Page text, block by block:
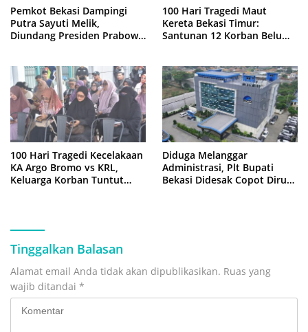
Pemkot Bekasi Dampingi
Putra Sayuti Melik,
Diundang Presiden Prabowo
100 Hari Tragedi Maut
Kereta Bekasi Timur:
Santunan 12 Korban Belum
100 Hari Tragedi Kecelakaan
KA Argo Bromo vs KRL,
Keluarga Korban Tuntut
Diduga Melanggar
Administrasi, Plt Bupati
Bekasi Didesak Copot Dirum
Tinggalkan Balasan
Alamat email Anda tidak akan dipublikasikan. Ruas yang
wajib ditandai *